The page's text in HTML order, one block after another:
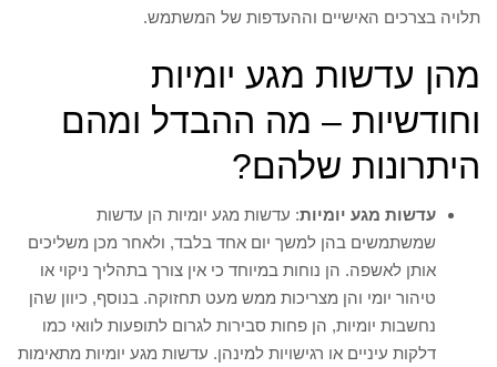
תלויה בצרכים האישיים וההעדפות של המשתמש.
מהן עדשות מגע יומיות
וחודשיות – מה ההבדל ומהם
היתרונות שלהם?
עדשות מגע יומיות: עדשות מגע יומיות הן עדשות
שמשתמשים בהן למשך יום אחד בלבד, ולאחר מכן משליכים
אותן לאשפה. הן נוחות במיוחד כי אין צורך בתהליך ניקוי או
טיהור יומי והן מצריכות ממש מעט תחזוקה. בנוסף, כיוון שהן
נחשבות יומיות, הן פחות סבירות לגרום לתופעות לוואי כמו
דלקות עיניים או רגישויות למינהן. עדשות מגע יומיות מתאימות